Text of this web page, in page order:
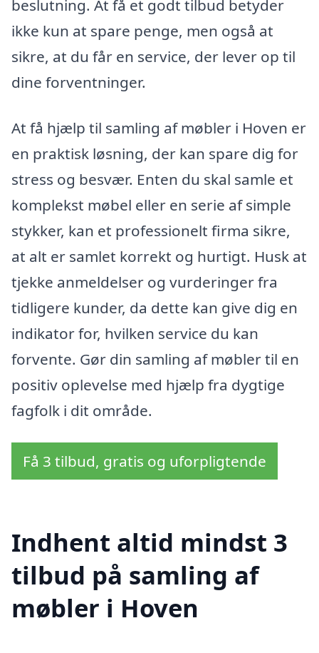
beslutning. At få et godt tilbud betyder
ikke kun at spare penge, men også at
sikre, at du får en service, der lever op til
dine forventninger.
At få hjælp til samling af møbler i Hoven er
en praktisk løsning, der kan spare dig for
stress og besvær. Enten du skal samle et
komplekst møbel eller en serie af simple
stykker, kan et professionelt firma sikre,
at alt er samlet korrekt og hurtigt. Husk at
tjekke anmeldelser og vurderinger fra
tidligere kunder, da dette kan give dig en
indikator for, hvilken service du kan
forvente. Gør din samling af møbler til en
positiv oplevelse med hjælp fra dygtige
fagfolk i dit område.
Få 3 tilbud, gratis og uforpligtende
Indhent altid mindst 3
tilbud på samling af
møbler i Hoven